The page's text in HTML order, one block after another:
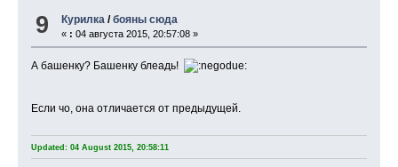
9 Курилка /бояны сюда
« : 04 августа 2015, 20:57:08 »
А башенку? Башенку блеадь!
Если чо, она отличается от предыдущей.
Updated: 04 August 2015, 20:58:11